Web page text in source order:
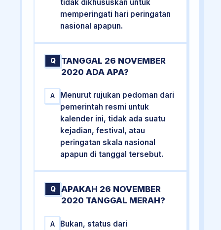
tidak dikhususkan untuk
memperingati hari peringatan
nasional apapun.
Q
TANGGAL 26 NOVEMBER
2020 ADA APA?
A
Menurut rujukan pedoman dari
pemerintah resmi untuk
kalender ini, tidak ada suatu
kejadian, festival, atau
peringatan skala nasional
apapun di tanggal tersebut.
Q
APAKAH 26 NOVEMBER
2020 TANGGAL MERAH?
A
Bukan, status dari